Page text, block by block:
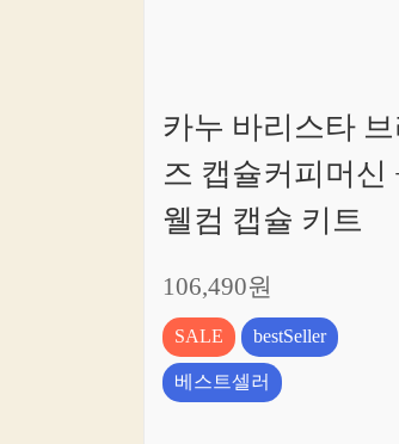
카누 바리스타 브
즈 캡슐커피머신
웰컴 캡슐 키트
106,490원
SALE
bestSeller
베스트셀러